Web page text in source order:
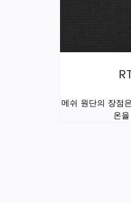
메쉬 원단의 장점
온